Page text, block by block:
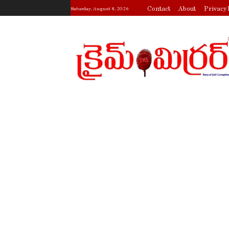
Saturday, August 8, 2026 Contact About Privacy